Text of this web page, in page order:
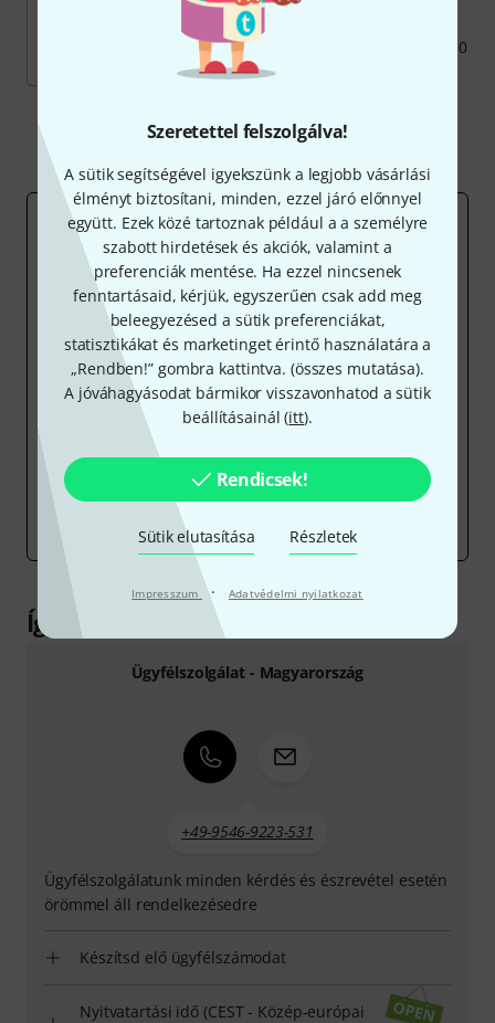
Szeretettel felszolgálva!
A sütik segítségével igyekszünk a legjobb vásárlási
élményt biztosítani, minden, ezzel járó előnnyel
együtt. Ezek közé tartoznak például a a személyre
szabott hirdetések és akciók, valamint a
preferenciák mentése. Ha ezzel nincsenek
fenntartásaid, kérjük, egyszerűen csak add meg
beleegyezésed a sütik preferenciákat,
statisztikákat és marketinget érintő használatára a
„Rendben!” gombra kattintva. (összes mutatása).
A jóváhagyásodat bármikor visszavonhatod a sütik
beállításainál (itt).
Rendicsek!
Sütik elutasítása Részletek
Impresszum · Adatvédelmi nyilatkozat
Aktuálisan
Katalógusunkba került: 2010
Mutasd meg mindet
MIT KELL TUDNI A SAJÁT TERMÉKEKRŐL?
A saját termékek létrehozásának alapgondolata:
kedvező árú alternatívák felkínálása, amelyeket
mindenki megengedhet magának.
Nem hoztunk létre gyárakat, ehelyett inkább azoknál
a gyártóknál vásárolunk, amelyek nagy nevű márkák
gyártásával is foglalkoznak, de emellett a beszállító
márkaneveivel ellátott, úgynevezett OEM (eredeti
gyártó)-verziókat is szállítanak. Sok esetben egy és
ugyanazon terméket kínáljuk kettő vagy több márkanév
alatt, amelyek ára azonban jelentősen különbözhet,
mivel a kereskedelmi partnerek, nagy értékesítő
hálózatok és a marketing költségei mindig megdobják
az árakat.
Így érhetsz el minket
Ügyfélszolgálat - Magyarország
+49-9546-9223-531
Ügyfélszolgálatunk minden kérdés és észrevétel esetén
örömmel áll rendelkezésedre
Készítsd elő ügyfélszámodat
Nyitvatartási idő (CEST - Közép-európai